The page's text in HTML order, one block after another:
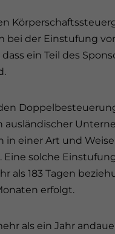
bei der Einstufung
ein Teil des
einer Art und
Eine solche
als 183 Tagen
erfolgt.
als ein Jahr